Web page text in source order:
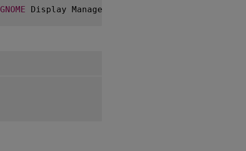
GNOME Display Manager（